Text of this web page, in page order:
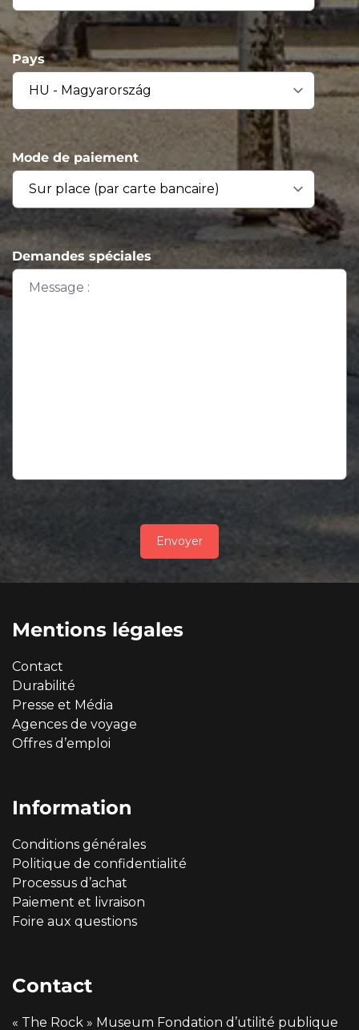
Pays
Mode de paiement
Demandes spéciales
Envoyer
Mentions légales
Contact
Durabilité
Presse et Média
Agences de voyage
Offres d’emploi
Information
Conditions générales
Politique de confidentialité
Processus d’achat
Paiement et livraison
Foire aux questions
Contact
« The Rock » Museum Fondation d’utilité publique